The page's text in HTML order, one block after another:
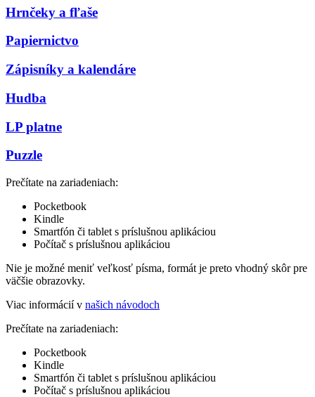
Hrnčeky a fľaše
Papiernictvo
Zápisníky a kalendáre
Hudba
LP platne
Puzzle
Prečítate na zariadeniach:
Pocketbook
Kindle
Smartfón či tablet s príslušnou aplikáciou
Počítač s príslušnou aplikáciou
Nie je možné meniť veľkosť písma, formát je preto vhodný skôr pre
väčšie obrazovky.
Viac informácií v našich návodoch
Prečítate na zariadeniach:
Pocketbook
Kindle
Smartfón či tablet s príslušnou aplikáciou
Počítač s príslušnou aplikáciou